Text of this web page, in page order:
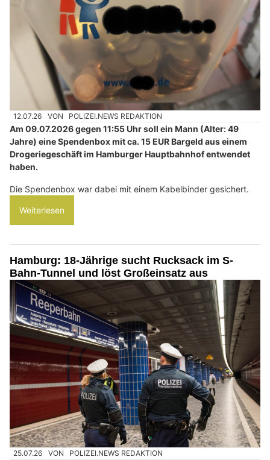
12.07.26 VON POLIZEI.NEWS REDAKTION
Am 09.07.2026 gegen 11:55 Uhr soll ein Mann (Alter: 49
Jahre) eine Spendenbox mit ca. 15 EUR Bargeld aus einem
Drogeriegeschäft im Hamburger Hauptbahnhof entwendet
haben.
Die Spendenbox war dabei mit einem Kabelbinder gesichert.
Weiterlesen
Hamburg: 18-Jährige sucht Rucksack im S-
Bahn-Tunnel und löst Großeinsatz aus
25.07.26 VON POLIZEI.NEWS REDAKTION